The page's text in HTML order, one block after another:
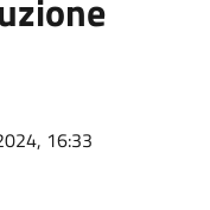
16:33